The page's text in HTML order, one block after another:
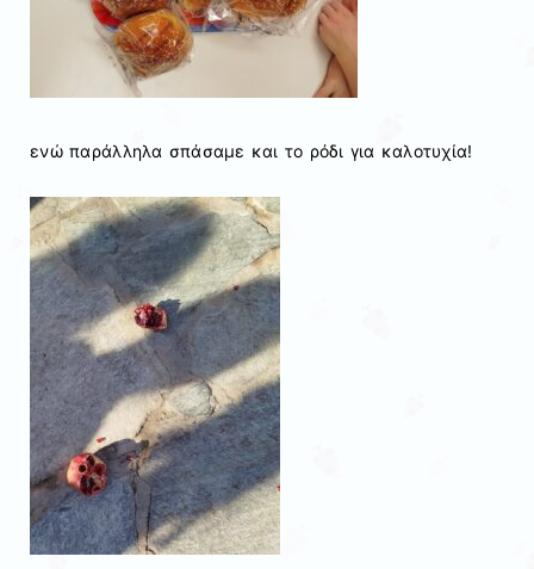
ενώ παράλληλα σπάσαμε και το ρόδι για καλοτυχία!